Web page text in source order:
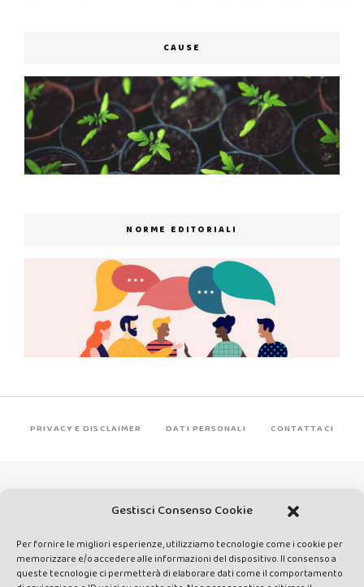
Gestisci Consenso Cookie
Per fornire le migliori esperienze, utilizziamo tecnologie come i cookie per
memorizzare e/o accedere alle informazioni del dispositivo. Il consenso a
queste tecnologie ci permetterà di elaborare dati come il comportamento
CAUSE
NORME EDITORIALI
PRIVACY E DISCLAIMER DATI PERSONALI CONTATTACI
Made by Avatar Web Communication © Copyright 2013-2026. All
rights reserved - Testata registrata presso il Tribunale di Siena con